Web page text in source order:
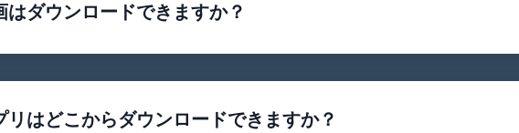
ダウンロードできますか？
はどこからダウンロードできますか？